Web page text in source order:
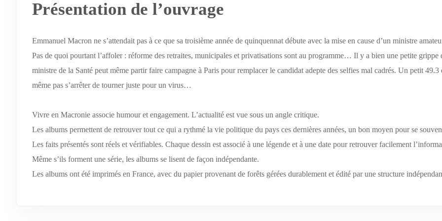
Présentation de l’ouvrage
Emmanuel Macron ne s’attendait pas à ce que sa troisième année de quinquennat débute avec la mise en cause d’un ministre
Pas de quoi pourtant l’affoler : réforme des retraites, municipales et privatisations sont au programme… Il y a bien une petite
ministre de la Santé peut même partir faire campagne à Paris pour remplacer le candidat adepte des selfies mal cadrés. Un petit
même pas s’arrêter de tourner juste pour un virus…
Vivre en Macronie associe humour et engagement. L’actualité est vue sous un angle critique.
Les albums permettent de retrouver tout ce qui a rythmé la vie politique du pays ces dernières années, un bon moyen pour se
Les faits présentés sont réels et vérifiables. Chaque dessin est associé à une légende et à une date pour retrouver facilement
Même s’ils forment une série, les albums se lisent de façon indépendante.
Les albums ont été imprimés en France, avec du papier provenant de forêts gérées durablement et édité par une structure